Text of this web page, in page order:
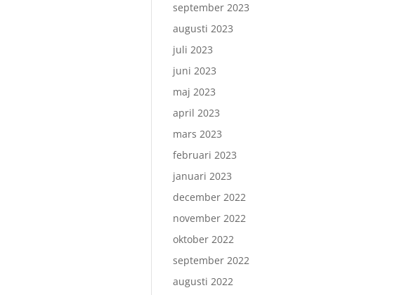
september 2023
augusti 2023
juli 2023
juni 2023
maj 2023
april 2023
mars 2023
februari 2023
januari 2023
december 2022
november 2022
oktober 2022
september 2022
augusti 2022